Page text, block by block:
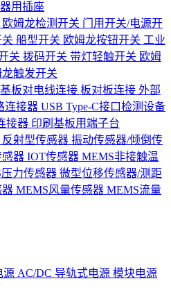
用插座
欧姆龙检测开关 门用开关/电源开
船型开关 欧姆龙按钮开关 工业
关 拨码开关 带灯轻触开关 欧姆
龙触发开关
基板对电线连接 板对板连接 外部
连接器 USB Type-C接口检测设备
接器 印刷基板用端子台
反射型传感器 振动传感器/倾倒传
感器 IOT传感器 MEMS非接触温
力传感器 微型位移传感器/测距
器 MEMS风量传感器 MEMS流量
源 AC/DC 导轨式电源 模块电源